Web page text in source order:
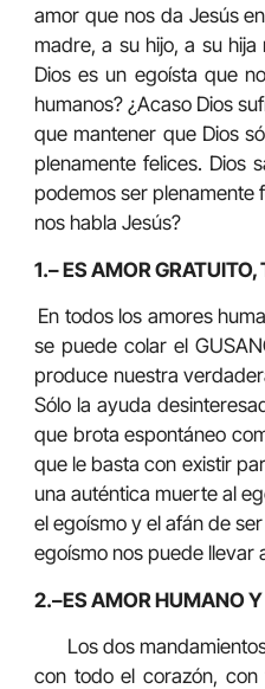
amor que nos da Jesús
madre, a su hijo, a su
Dios es un egoísta que
humanos? ¿Acaso Dios
que mantener que Dios
plenamente felices. Dios
podemos ser plenamente
nos habla Jesús?
1.– ES AMOR
En todos los amores
se puede colar el
produce nuestra
Sólo la ayuda
que brota espontáneo
que le basta con existir
una auténtica muerte al
el egoísmo y el afán de
egoísmo nos puede llevar
2.–ES AMOR HUMANO
Los dos
con todo el corazón,